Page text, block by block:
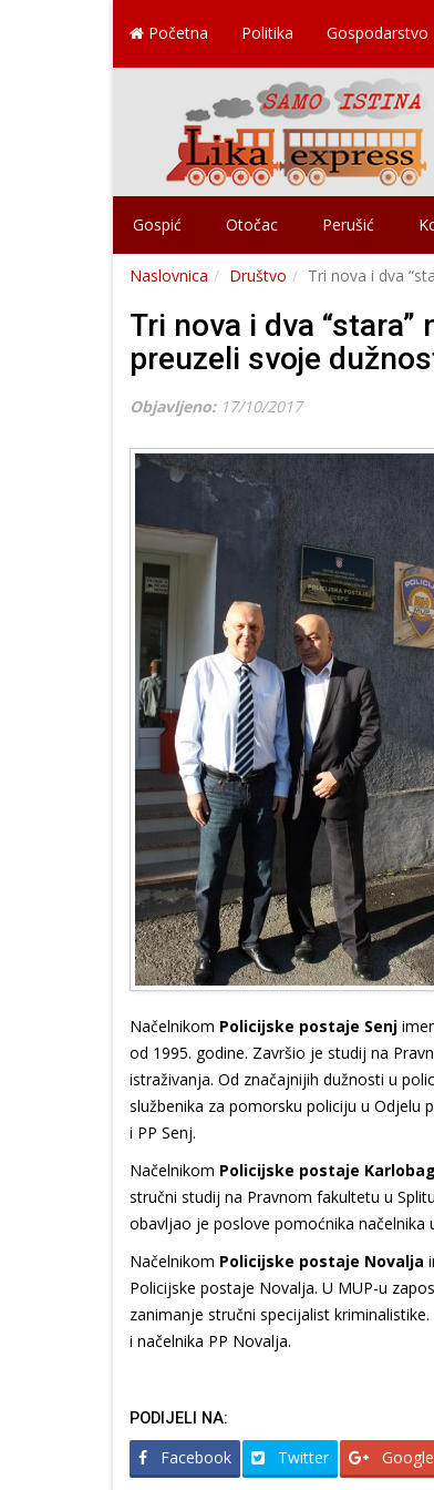
Početna Politika Gospodarstvo
Gospić Otočac Perušić
Naslovnica Društvo Tri nova i dva
Tri nova i dva
preuzeli svoje
Objavljeno: 17/10/2017
Načelnikom Policijske postaje Senj
od 1995. godine. Završio je studij na
istraživanja. Od značajnijih dužnosti u
službenika za pomorsku policiju u Odjelu
i PP Senj.
Načelnikom Policijske postaje Karlobag
stručni studij na Pravnom fakultetu u
obavljao je poslove pomoćnika načelnika
Načelnikom Policijske postaje Novalja
Policijske postaje Novalja. U MUP-u
zanimanje stručni specijalist
i načelnika PP Novalja.
PODIJELI NA:
Facebook Twitter